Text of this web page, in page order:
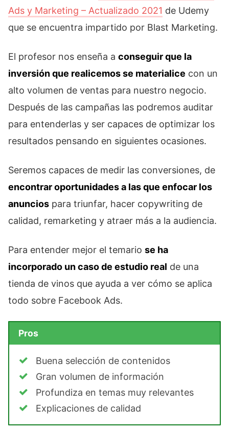
Ads y Marketing – Actualizado 2021 de Udemy
que se encuentra impartido por Blast Marketing.
El profesor nos enseña a conseguir que la
inversión que realicemos se materialice con un
alto volumen de ventas para nuestro negocio.
Después de las campañas las podremos auditar
para entenderlas y ser capaces de optimizar los
resultados pensando en siguientes ocasiones.
Seremos capaces de medir las conversiones, de
encontrar oportunidades a las que enfocar los
anuncios para triunfar, hacer copywriting de
calidad, remarketing y atraer más a la audiencia.
Para entender mejor el temario se ha
incorporado un caso de estudio real de una
tienda de vinos que ayuda a ver cómo se aplica
todo sobre Facebook Ads.
Pros
Buena selección de contenidos
Gran volumen de información
Profundiza en temas muy relevantes
Explicaciones de calidad